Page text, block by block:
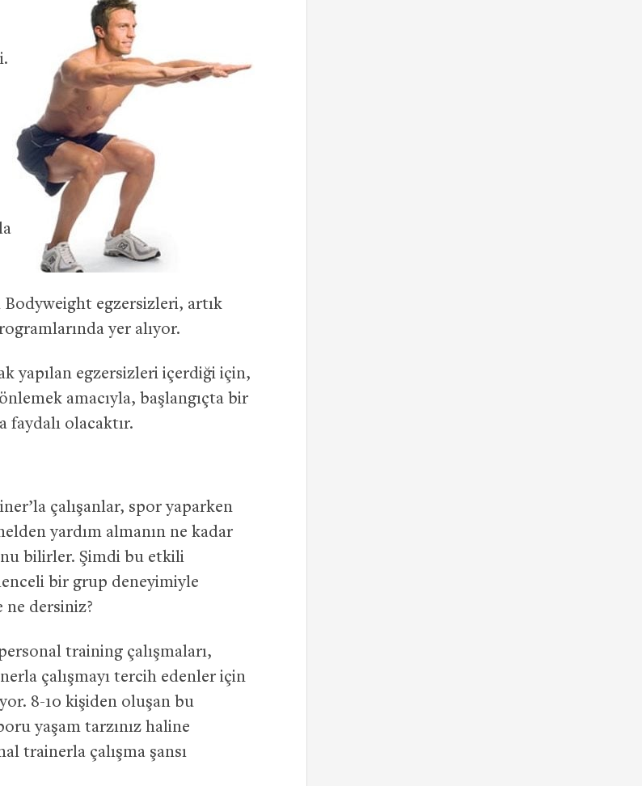
egzersizleri, artık
yer alıyor.
yapılan egzersizleri içerdiği için,
amacıyla, başlangıçta bir
faydalı olacaktır.
çalışanlar, spor yaparken
yardım almanın ne kadar
bilirler. Şimdi bu etkili
bir grup deneyimiyle
ne dersiniz?
training çalışmaları,
çalışmayı tercih edenler için
8-10 kişiden oluşan bu
yaşam tarzınız haline
trainerla çalışma şansı